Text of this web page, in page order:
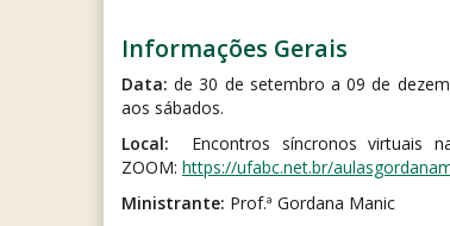
Informações Gerais
Data:de 30 de setembro a 09 de
aos sábados.
Local:
Encontros síncronos virtuais
ZOOM: https://ufabc.net.br/
Ministrante: Prof.ª Gordana Manic